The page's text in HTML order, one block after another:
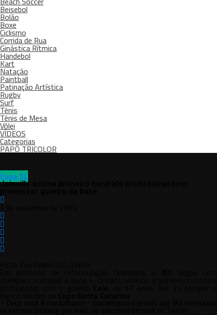
Beisebol
Bolão
Boxe
Ciclismo
Corrida de Rua
Ginástica Rítmica
Handebol
Kart
Natação
Paintball
Patinação Artística
Rugby
Surf
Tênis
Tênis de Mesa
Vôlei
VÍDEOS
Categorias
PAPO TRICOLOR
Copa SC
Joinville assina primeiro contrato profissional com